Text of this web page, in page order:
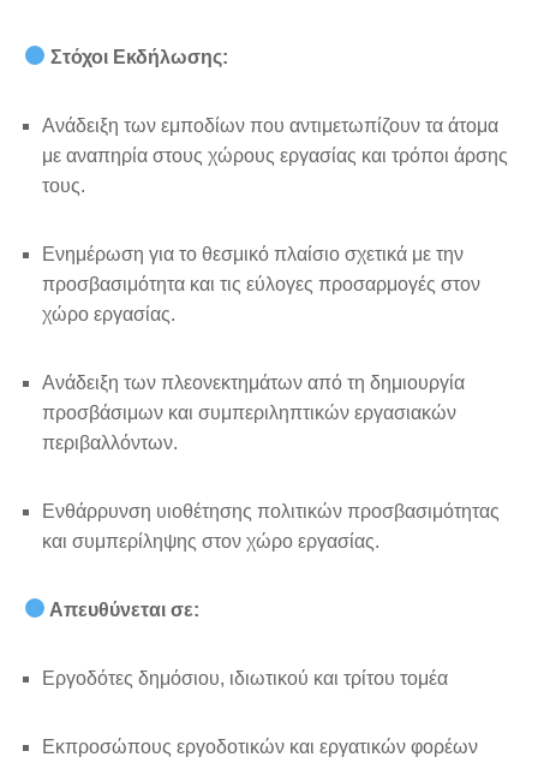
Στόχοι Εκδήλωσης:
Ανάδειξη των εμποδίων που αντιμετωπίζουν τα άτομα
με αναπηρία στους χώρους εργασίας και τρόποι άρσης
τους.
Ενημέρωση για το θεσμικό πλαίσιο σχετικά με την
προσβασιμότητα και τις εύλογες προσαρμογές στον
χώρο εργασίας.
Ανάδειξη των πλεονεκτημάτων από τη δημιουργία
προσβάσιμων και συμπεριληπτικών εργασιακών
περιβαλλόντων.
Ενθάρρυνση υιοθέτησης πολιτικών προσβασιμότητας
και συμπερίληψης στον χώρο εργασίας.
Απευθύνεται σε:
Εργοδότες δημόσιου, ιδιωτικού και τρίτου τομέα
Εκπροσώπους εργοδοτικών και εργατικών φορέων